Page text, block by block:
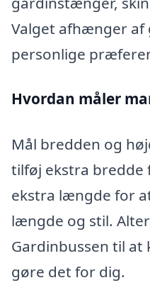
Valget afhænger af
personlige
Hvordan måler
Mål bredden og
tilføj ekstra bredde
ekstra længde for
længde og stil.
Gardinbussen til at
gøre det for dig.